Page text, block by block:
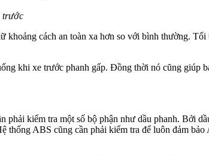
trước
cách an toàn xa hơn so với bình thường.
khi xe trước phanh gấp. Đồng thời nó cũng
kiểm tra một số bộ phận như dầu phanh. Bởi
thống ABS cũng cần phải kiểm tra để luôn đảm